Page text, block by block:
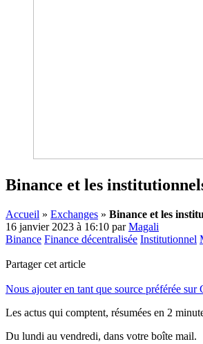
Binance et les
Accueil » Exchanges » Binance et les
16 janvier 2023 à 16:10 parMagali
Binance Finance décentralisée Institutionnel
Partager cet article
Nous ajouter en tant que source préférée sur
Les actus qui comptent, résumées en 2
Du lundi au vendredi, dans votre boîte mail.